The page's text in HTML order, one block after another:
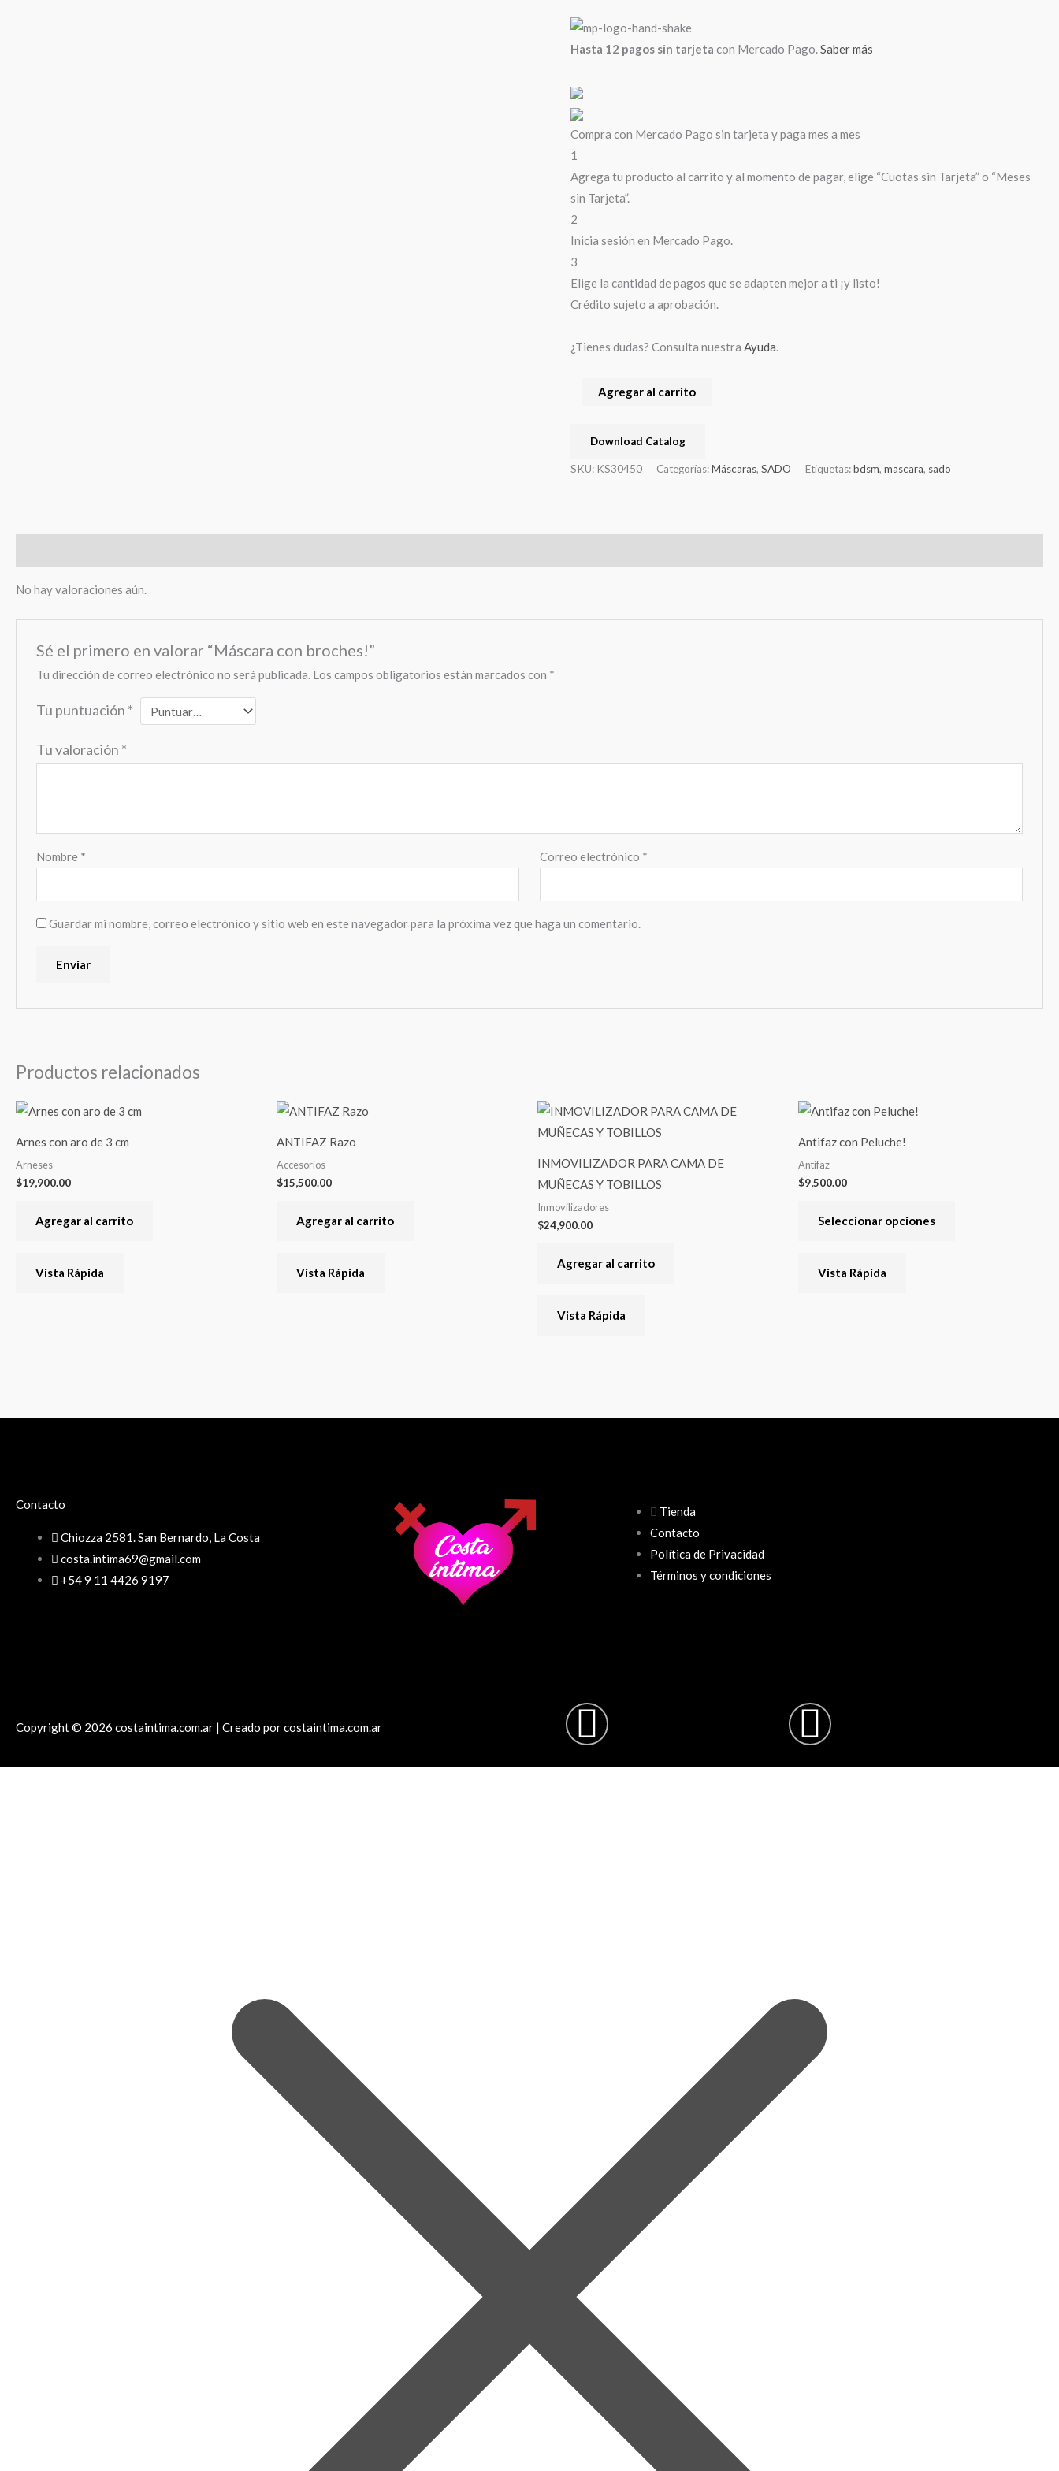
Hasta 12 pagos sin tarjeta con Mercado Pago.Saber más
Compra con Mercado Pago sin tarjeta y paga mes a mes
1
Agrega tu producto al carrito y al momento de pagar, elige “Cuotas sin Tarjeta” o “Meses
sin Tarjeta”.
2
Inicia sesión en Mercado Pago.
3
Elige la cantidad de pagos que se adapten mejor a ti ¡y listo!
Crédito sujeto a aprobación.
¿Tienes dudas? Consulta nuestra Ayuda
Agregar al carrito
Download Catalog
SKU: KS30450 Categorías:Máscaras,SADO Etiquetas:bdsm,mascara, sado
No hay valoraciones aún.
Sé el primero en valorar “Máscara con broches!”
Tu dirección de correo electrónico no será publicada. Los campos obligatorios están marcados con *
Tu puntuación *
Tu valoración *
Nombre * Correo electrónico *
Guardar mi nombre, correo electrónico y sitio web en este navegador para la próxima vez que haga un comentario.
Productos relacionados
Arnes con aro de 3 cm
Arneses
$19,900.00
Agregar al carrito
Vista Rápida
ANTIFAZ Razo
Accesorios
$15,500.00
Agregar al carrito
Vista Rápida
INMOVILIZADOR PARA CAMA DE
MUÑECAS Y TOBILLOS
Inmovilizadores
$24,900.00
Agregar al carrito
Vista Rápida
Antifaz con Peluche!
Antifaz
$9,500.00
Seleccionar opciones
Vista Rápida
Contacto
Chiozza 2581. San Bernardo, La Costa
costa.intima69@gmail.com
+54 9 11 4426 9197
Tienda
Contacto
Política de Privacidad
Términos y condiciones
Copyright © 2026 costaintima.com.ar | Creado por costaintima.com.ar Instagram
Facebook-
f